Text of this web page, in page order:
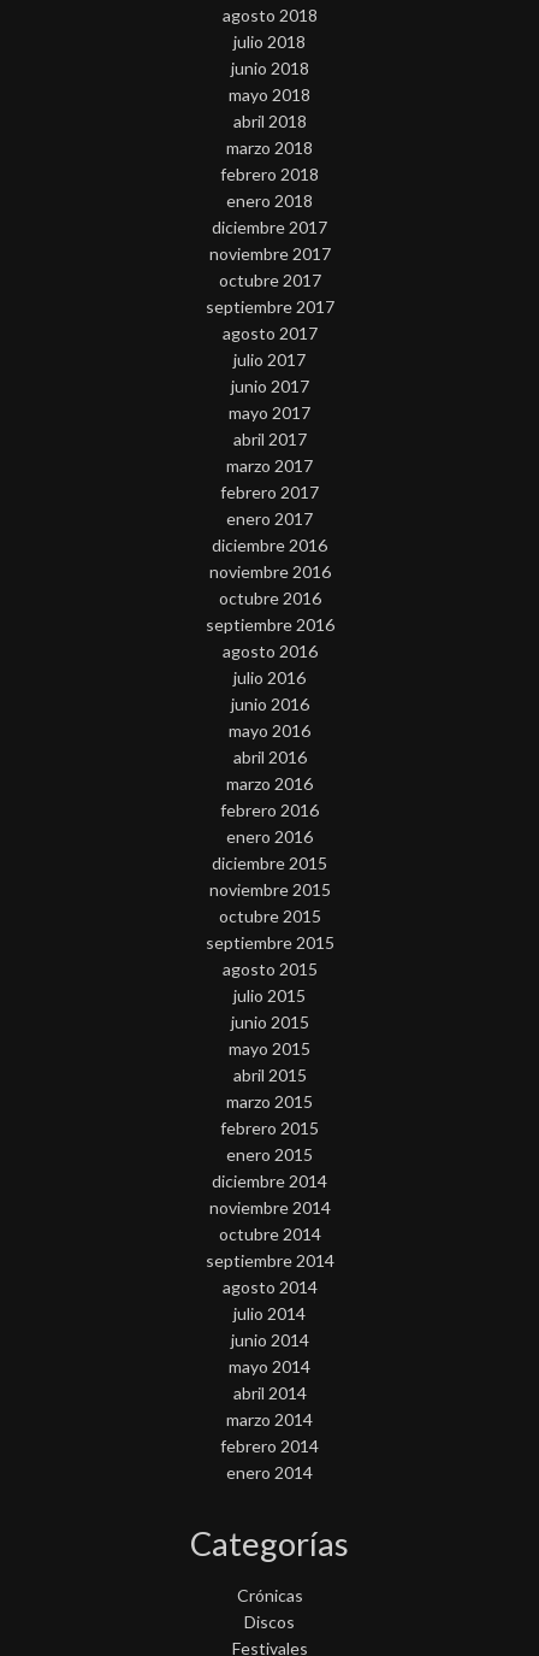
agosto 2018
julio 2018
junio 2018
mayo 2018
abril 2018
marzo 2018
febrero 2018
enero 2018
diciembre 2017
noviembre 2017
octubre 2017
septiembre 2017
agosto 2017
julio 2017
junio 2017
mayo 2017
abril 2017
marzo 2017
febrero 2017
enero 2017
diciembre 2016
noviembre 2016
octubre 2016
septiembre 2016
agosto 2016
julio 2016
junio 2016
mayo 2016
abril 2016
marzo 2016
febrero 2016
enero 2016
diciembre 2015
noviembre 2015
octubre 2015
septiembre 2015
agosto 2015
julio 2015
junio 2015
mayo 2015
abril 2015
marzo 2015
febrero 2015
enero 2015
diciembre 2014
noviembre 2014
octubre 2014
septiembre 2014
agosto 2014
julio 2014
junio 2014
mayo 2014
abril 2014
marzo 2014
febrero 2014
enero 2014
Categorías
Crónicas
Discos
Festivales